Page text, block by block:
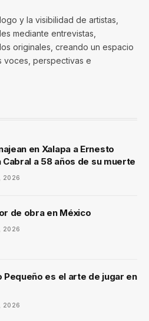
y la visibilidad de artistas,
mediante entrevistas,
originales, creando un espacio
voces, perspectivas e
en Xalapa a Ernesto
Cabral a 58 años de su muerte
2026
de obra en México
2026
Pequeño es el arte de jugar en
2026